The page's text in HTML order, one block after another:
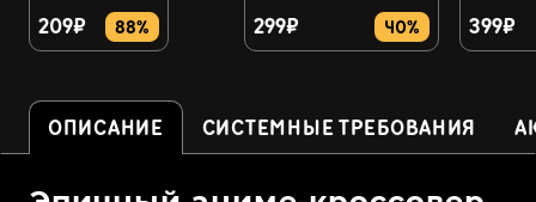
209₽ 88% 299₽ 40% 399₽
ОПИСАНИЕ СИСТЕМНЫЕ ТРЕБОВАНИЯ